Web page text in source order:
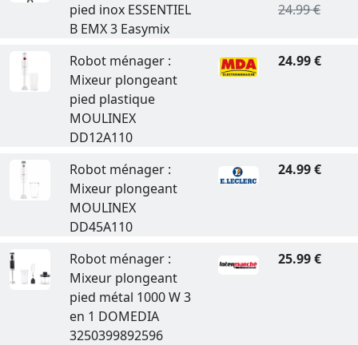
pied inox ESSENTIEL
B EMX 3 Easymix
24.99 €
Robot ménager :
Mixeur plongeant
pied plastique
MOULINEX
DD12A110
24.99 €
Robot ménager :
Mixeur plongeant
MOULINEX
DD45A110
24.99 €
Robot ménager :
Mixeur plongeant
pied métal 1000 W 3
en 1 DOMEDIA
3250399892596
25.99 €